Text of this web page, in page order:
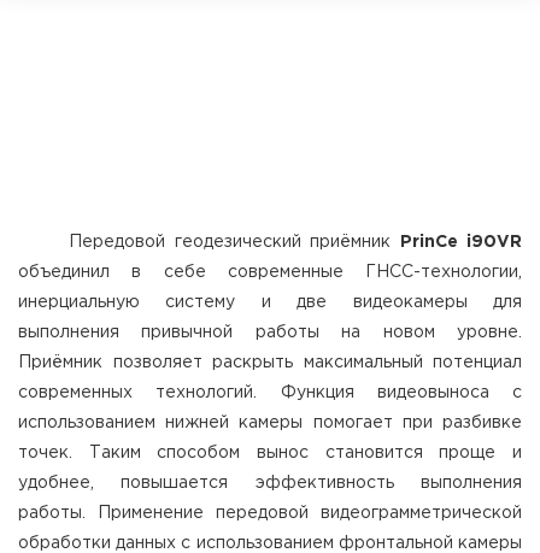
Передовой геодезический приёмник PrinCe i90VR
объединил в себе современные ГНСС-технологии,
инерциальную систему и две видеокамеры для
выполнения привычной работы на новом уровне.
Приёмник позволяет раскрыть максимальный потенциал
современных технологий. Функция видеовыноса с
использованием нижней камеры помогает при разбивке
точек. Таким способом вынос становится проще и
удобнее, повышается эффективность выполнения
работы. Применение передовой видеограмметрической
обработки данных с использованием фронтальной камеры